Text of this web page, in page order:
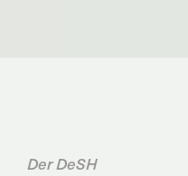
Der DeSH